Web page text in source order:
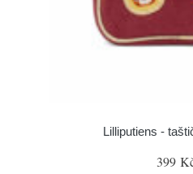
Lilliputiens -
399